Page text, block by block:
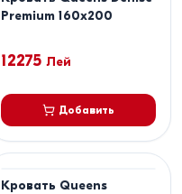
Premium 160x200
12275 Лей
Добавить
Кровать Queens